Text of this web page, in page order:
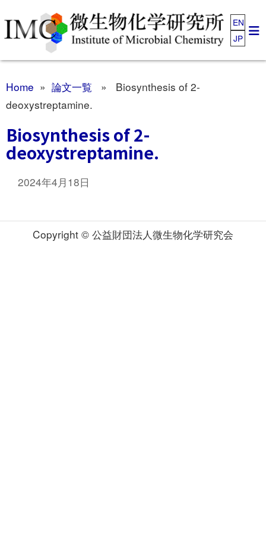
EN
JP
Home » 論文一覧 » Biosynthesis of 2-
deoxystreptamine.
Biosynthesis of 2-
deoxystreptamine.
2024年4月18日
Copyright © 公益財団法人微生物化学研究会